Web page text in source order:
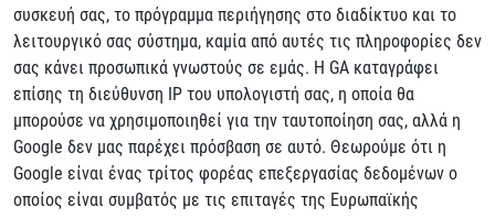
συσκευή σας, το πρόγραμμα περιήγησης στο διαδίκτυο και το
λειτουργικό σας σύστημα, καμία από αυτές τις πληροφορίες δεν
σας κάνει προσωπικά γνωστούς σε εμάς. Η GA καταγράφει
επίσης τη διεύθυνση IP του υπολογιστή σας, η οποία θα
μπορούσε να χρησιμοποιηθεί για την ταυτοποίηση σας, αλλά η
Google δεν μας παρέχει πρόσβαση σε αυτό. Θεωρούμε ότι η
Google είναι ένας τρίτος φορέας επεξεργασίας δεδομένων ο
οποίος είναι συμβατός με τις επιταγές της Ευρωπαϊκής